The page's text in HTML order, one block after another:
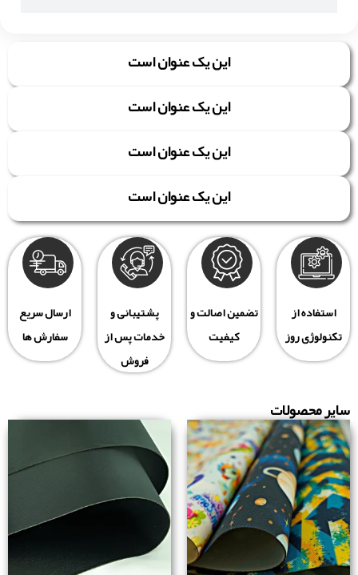
این یک عنوان است
این یک عنوان است
این یک عنوان است
این یک عنوان است
استفاده از
تکنولوژی روز
تضمین اصالت و
کیفیت
پشتیبانی و
خدمات پس از
فروش
ارسال سریع
سفارش ها
سایر محصولات